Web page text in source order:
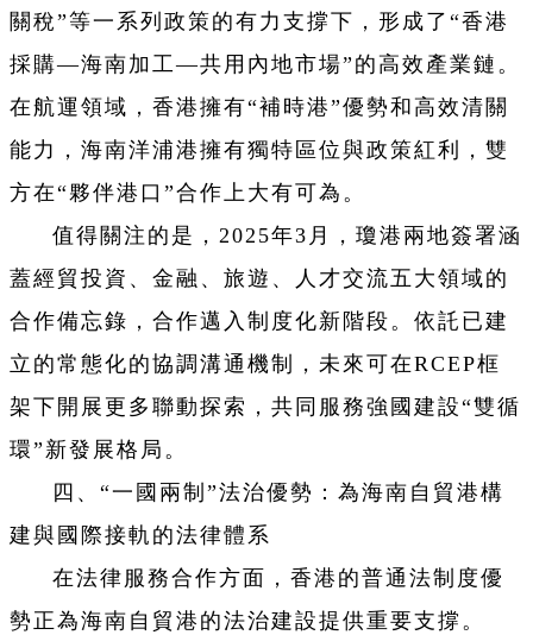
關稅”等一系列政策的有力支撐下，形成了“香港
採購—海南加工—共用內地市場”的高效產業鏈。
在航運領域，香港擁有“補時港”優勢和高效清關
能力，海南洋浦港擁有獨特區位與政策紅利，雙
方在“夥伴港口”合作上大有可為。
值得關注的是，2025年3月，瓊港兩地簽署涵
蓋經貿投資、金融、旅遊、人才交流五大領域的
合作備忘錄，合作邁入制度化新階段。依託已建
立的常態化的協調溝通機制，未來可在RCEP框
架下開展更多聯動探索，共同服務強國建設“雙循
環”新發展格局。
四、“一國兩制”法治優勢：為海南自貿港構
建與國際接軌的法律體系
在法律服務合作方面，香港的普通法制度優
勢正為海南自貿港的法治建設提供重要支撐。